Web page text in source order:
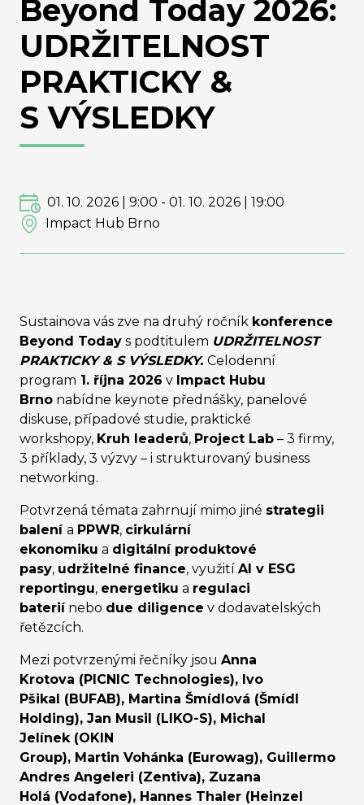
Beyond Today 2026:
UDRŽITELNOST
PRAKTICKY &
S VÝSLEDKY
01. 10. 2026 | 9:00 - 01. 10. 2026 | 19:00
Impact Hub Brno
Sustainova vás zve na druhý ročník konference
Beyond Today s podtitulem UDRŽITELNOST
PRAKTICKY & S VÝSLEDKY. Celodenní
program 1. října 2026 v Impact Hubu
Brno nabídne keynote přednášky, panelové
diskuse, případové studie, praktické
workshopy, Kruh leaderů, Project Lab – 3 firmy,
3 příklady, 3 výzvy – i strukturovaný business
networking.
Potvrzená témata zahrnují mimo jiné strategii
balení a PPWR, cirkulární
ekonomiku a digitální produktové
pasy, udržitelné finance, využití AI v ESG
reportingu, energetiku a regulaci
bateriínebo due diligence v dodavatelských
řetězcích.
Mezi potvrzenými řečníky jsou Anna
Krotova (PICNIC Technologies), Ivo
Pšikal (BUFAB), Martina Šmídlová (Šmídl
Holding), Jan Musil (LIKO-S), Michal
Jelínek (OKIN
Group), Martin Vohánka (Eurowag), Guillermo
Andres Angeleri (Zentiva), Zuzana
Holá (Vodafone), Hannes Thaler (Heinzel